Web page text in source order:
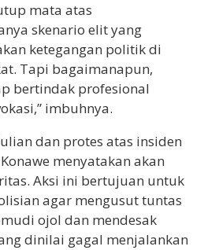
mata atas
skenario elit yang
ketegangan politik di
Tapi bagaimanapun,
bertindak profesional
imbuhnya.
dan protes atas insiden
menyatakan akan
Aksi ini bertujuan untuk
agar mengusut tuntas
ojol dan mendesak
dinilai gagal menjalankan